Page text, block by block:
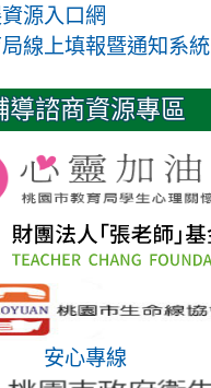
源入口網
線上填報暨通知系統
導諮商資源專區
安心專線